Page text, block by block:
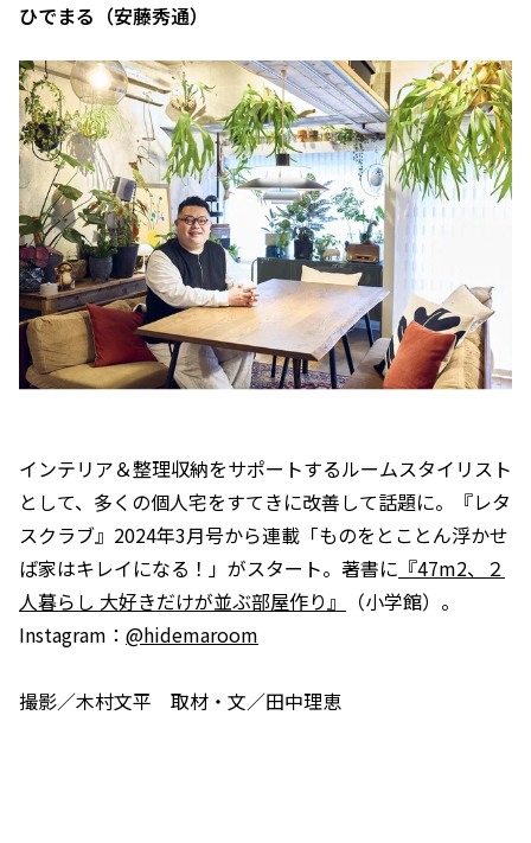
ひでまる（安藤秀通）
インテリア＆整理収納をサポートするルームスタイリスト
として、多くの個人宅をすてきに改善して話題に。『レタ
スクラブ』2024年3月号から連載「ものをとことん浮かせ
ば家はキレイになる！」がスタート。著書に 『47m2、２
人暮らし 大好きだけが並ぶ部屋作り』
（小学館）。
Instagram： @hidemaroom
撮影／木村文平 取材・文／田中理恵